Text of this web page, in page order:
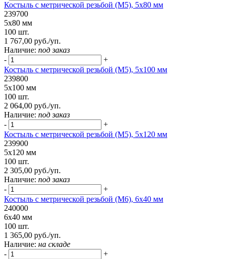
Костыль с метрической резьбой (М5), 5х80 мм
239700
5х80 мм
100 шт.
1 767,00 руб./уп.
Наличие: под заказ
-
+
Костыль с метрической резьбой (М5), 5х100 мм
239800
5х100 мм
100 шт.
2 064,00 руб./уп.
Наличие: под заказ
-
+
Костыль с метрической резьбой (М5), 5х120 мм
239900
5х120 мм
100 шт.
2 305,00 руб./уп.
Наличие: под заказ
-
+
Костыль с метрической резьбой (М6), 6х40 мм
240000
6х40 мм
100 шт.
1 365,00 руб./уп.
Наличие: на складе
-
+